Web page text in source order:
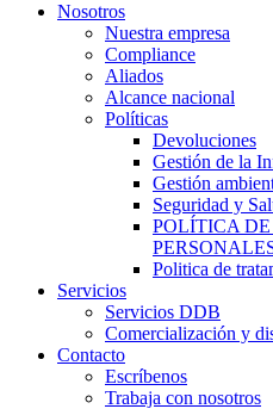
Nosotros
Nuestra empresa
Compliance
Aliados
Alcance nacional
Políticas
Devoluciones
Gestión de la
Gestión
Seguridad y
POLÍTICA
Politica de
Servicios
Servicios DDB
Comercialización y
Contacto
Escríbenos
Trabaja con nosotros